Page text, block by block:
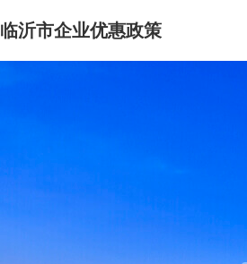
临沂市企业优惠政策